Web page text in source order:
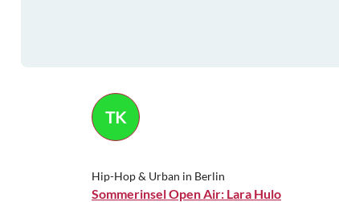
TK
Hip-Hop & Urban in Berlin
Sommerinsel Open Air: Lara Hulo